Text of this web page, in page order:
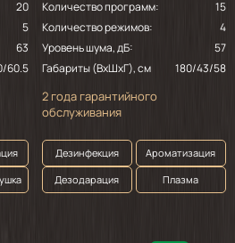
20
5
63
60.5
Количество программ:
15
Количество режимов:
4
Уровень шума, дБ:
57
Габариты (ВхШхГ), см
180/43/58
2 года гарантийного
обслуживания
Дезинфекция
Ароматизация
Дезодарация
Плазма